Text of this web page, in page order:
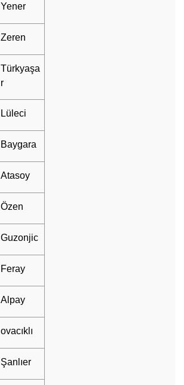
Yener
Zeren
Türkyaşa
r
Lüleci
Baygara
Atasoy
Özen
Guzonjic
Feray
Alpay
ovacıklı
Şanlıer